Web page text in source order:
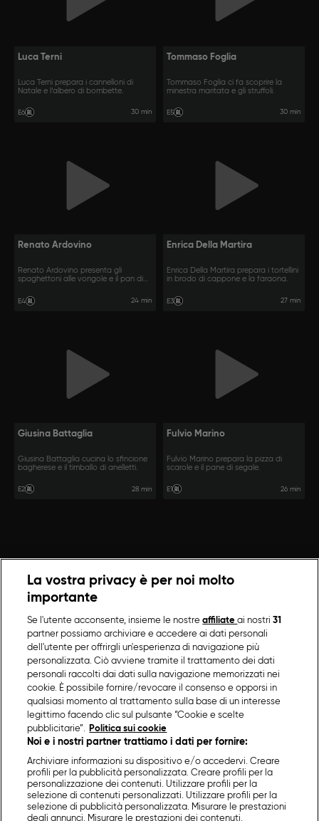
Luca Terni
Luca Terni prepara i cannelloni di
Natale e l’albero di bombette.
E6 30 min
Tommaso Foglia
Tommaso Foglia ci fa scoprire la
minestra maritata e gli struffoli.
E5 30 min
Renato Ardovino
Renato Ardovino presenta gli
spaghettoni alle vongole e il pan di
E4 24 min
Enrica Della Martira
Enrica Della Martira prepara i tortellini
in brodo di cappone e la faraona.
E3 27 min
Giusina Battaglia
Giusina Battaglia cucina lo sfincione
bagherese e il timballo di anelletti.
E2 28 min
Fulvio Marino
Fulvio Marino prepara la pizza di
scarole e il pane di segale.
E1 26 min
La vostra privacy è per noi molto
importante
Se l'utente acconsente, insieme le nostreaffiliateai nostri31
partner possiamo archiviare e accedere ai dati personali
dell'utente per offrirgli un'esperienza di navigazione più
personalizzata. Ciò avviene tramite il trattamento dei dati
personali raccolti dai dati sulla navigazione memorizzati nei
cookie. È possibile fornire/revocare il consenso e opporsi in
qualsiasi momento al trattamento sulla base di un interesse
legittimo facendo clic sul pulsante “Cookie e scelte
pubblicitarie”.
Politica sui cookie
Noi e i nostri partner trattiamo i dati per fornire:
Archiviare informazioni su dispositivo e/o accedervi. Creare
profili per la pubblicità personalizzata. Creare profili per la
personalizzazione dei contenuti. Utilizzare profili per la
selezione di contenuti personalizzati. Utilizzare profili per la
selezione di pubblicità personalizzata. Misurare le prestazioni
degli annunci. Misurare le prestazioni dei contenuti.